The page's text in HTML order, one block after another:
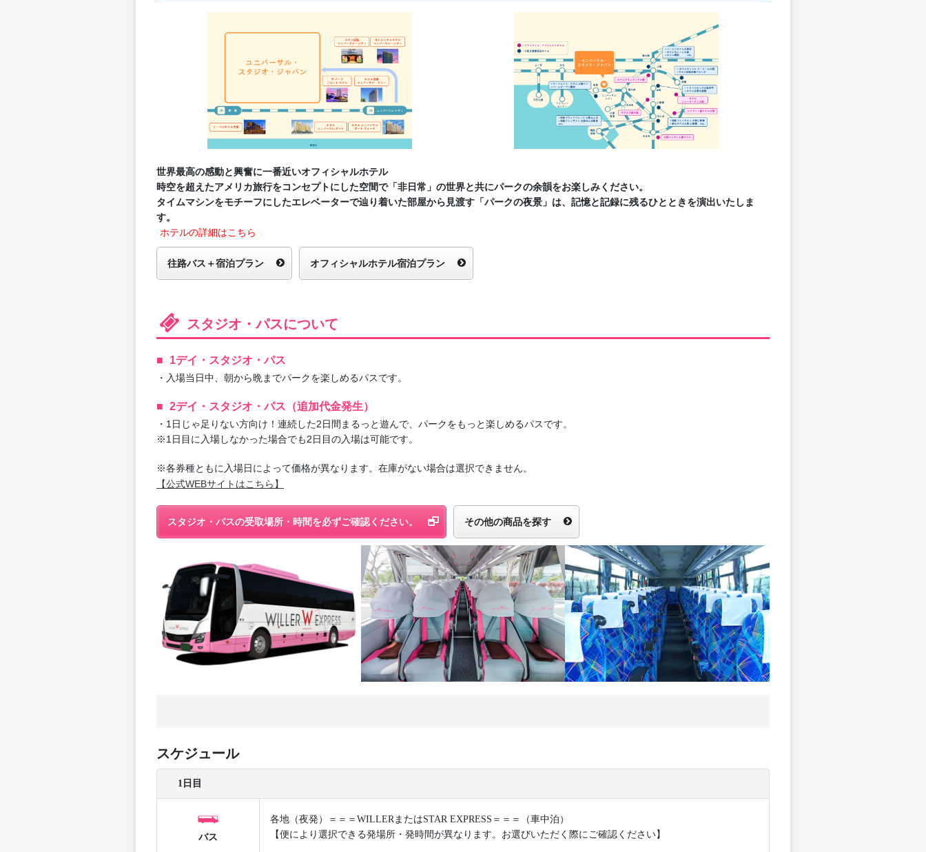
世界最高の感動と興奮に⼀番近いオフィシャルホテル
時空を超えたアメリカ旅行をコンセプトにした空間で「非日常」の世界と共にパークの余韻をお楽しみください。
タイムマシンをモチーフにしたエレベーターで辿り着いた部屋から見渡す「パークの夜景」は、記憶と記録に残るひとときを演出いたしま
す。
ホテルの詳細はこちら
往路バス＋宿泊プラン オフィシャルホテル宿泊プラン
スタジオ・パスについて
1デイ・スタジオ・パス
・入場当日中、朝から晩までパークを楽しめるパスです。
2デイ・スタジオ・パス（追加代金発生）
・1日じゃ足りない方向け！連続した2日間まるっと遊んで、パークをもっと楽しめるパスです。
※1日目に入場しなかった場合でも2日目の入場は可能です。
※各券種ともに入場日によって価格が異なります。在庫がない場合は選択できません。
【公式WEBサイトはこちら】
スタジオ・パスの受取場所・時間を必ずご確認ください。 その他の商品を探す
スケジュール
1日目
バス
各地（夜発）＝＝＝WILLERまたはSTAR EXPRESS＝＝＝（車中泊）
【便により選択できる発場所・発時間が異なります。お選びいただく際にご確認ください】